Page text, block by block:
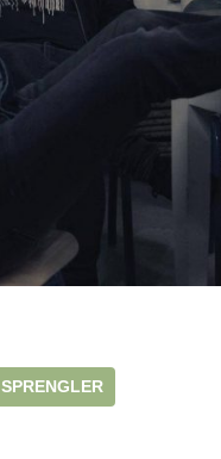
SPRENGLER